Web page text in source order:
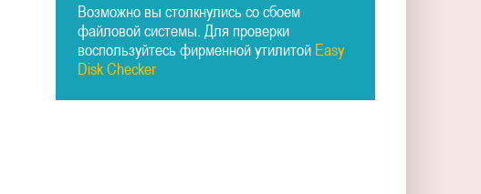
Возможно вы столкнулись со сбоем
файловой системы. Для проверки
воспользуйтесь фирменной утилитой Easy
Disk Checker